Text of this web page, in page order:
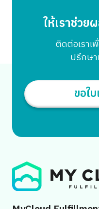
Search
ตายของหลาย ๆ ธุรกิจ เนื่อ
จึงทำให้เกิดปัญหาการเก็บ
จำเป็นมากจนเกินไปจนเงิ
ให้เราช่ว
ติดต่อเรา
ปรึกษา
ขอใ